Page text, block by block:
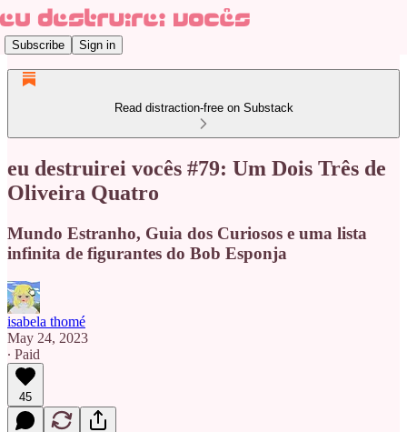
Subscribe Sign in
Read distraction-free on Substack
eu destruirei vocês #79: Um Dois Três de
Oliveira Quatro
Mundo Estranho, Guia dos Curiosos e uma lista
infinita de figurantes do Bob Esponja
isabela thomé
May 24, 2023
∙ Paid
45